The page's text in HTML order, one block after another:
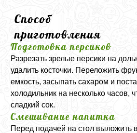
Способ
приготовления
Подготовка персиков
Разрезать зрелые персики на
удалить косточки. Переложить
емкость, засыпать сахаром и
холодильник на несколько часов,
сладкий сок.
Смешивание напитка
Перед подачей на стол выложить